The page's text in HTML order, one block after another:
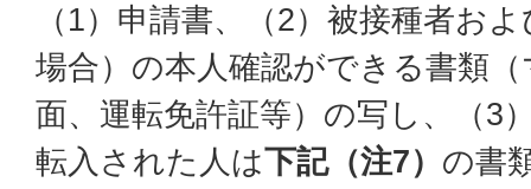
（1）申請書、（2）被接種者お
場合）の本人確認ができる書類
面、運転免許証等）の写し、（3
転入された人は下記（注7） の書